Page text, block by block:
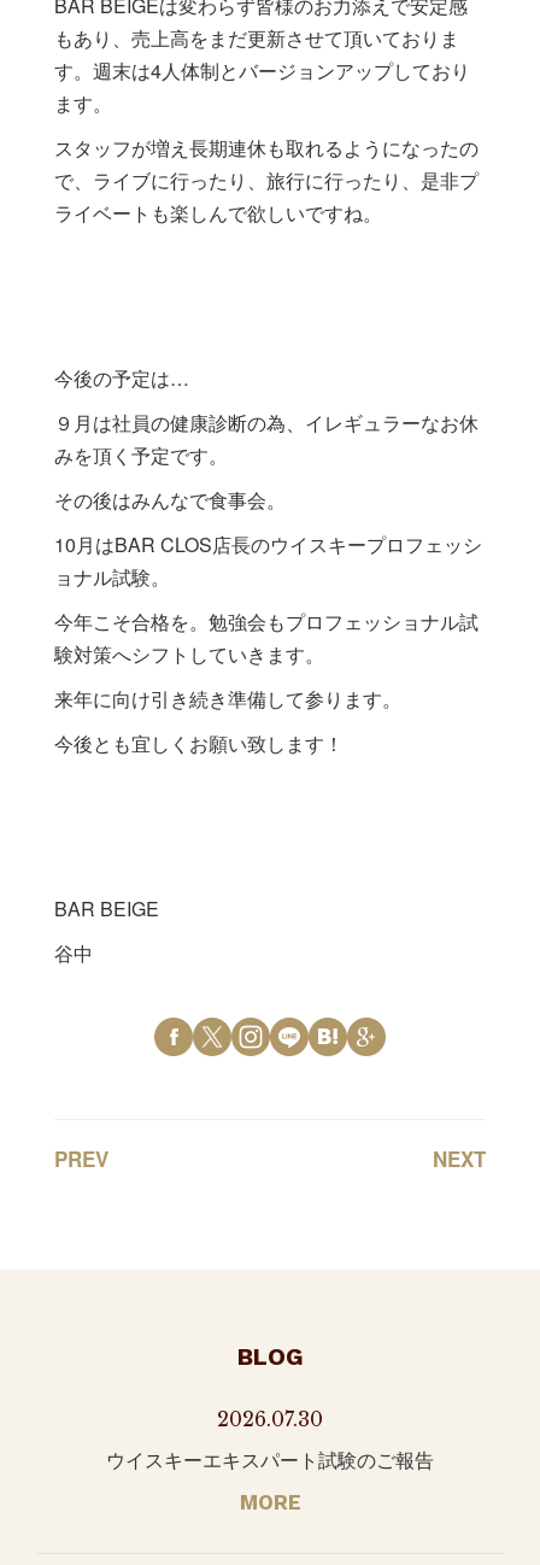
BAR BEIGEは変わらず皆様のお力添えで安定感
もあり、売上高をまだ更新させて頂いておりま
す。週末は4人体制とバージョンアップしており
ます。
スタッフが増え長期連休も取れるようになったの
で、ライブに行ったり、旅行に行ったり、是非プ
ライベートも楽しんで欲しいですね。
今後の予定は…
９月は社員の健康診断の為、イレギュラーなお休
みを頂く予定です。
その後はみんなで食事会。
10月はBAR CLOS店長のウイスキープロフェッシ
ョナル試験。
今年こそ合格を。勉強会もプロフェッショナル試
験対策へシフトしていきます。
来年に向け引き続き準備して参ります。
今後とも宜しくお願い致します！
BAR BEIGE
谷中
PREV NEXT
BLOG
2026.07.30
ウイスキーエキスパート試験のご報告
MORE